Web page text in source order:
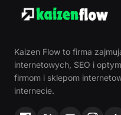
Kaizen Flow to firma
internetowych, SEO i
firmom i sklepom
internecie.